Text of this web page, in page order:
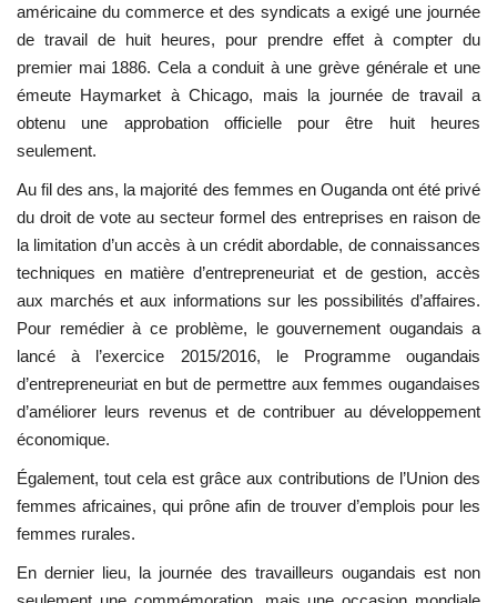
Les pionniers
Le citoyen mondial
Documents
L'exposition
Références
Gallery
Nos Partenaires
opportunités
Language
English Swahili
French Arabic
américaine du commerce et des syndicats a exigé une journée
de travail de huit heures, pour prendre effet à compter du
premier mai 1886. Cela a conduit à une grève générale et une
émeute Haymarket à Chicago, mais la journée de travail a
obtenu une approbation officielle pour être huit heures
seulement.
Au fil des ans, la majorité des femmes en Ouganda ont été privé
du droit de vote au secteur formel des entreprises en raison de
la limitation d’un accès à un crédit abordable, de connaissances
techniques en matière d’entrepreneuriat et de gestion, accès
aux marchés et aux informations sur les possibilités d’affaires.
Pour remédier à ce problème, le gouvernement ougandais a
lancé à l’exercice 2015/2016, le Programme ougandais
d’entrepreneuriat en but de permettre aux femmes ougandaises
d’améliorer leurs revenus et de contribuer au développement
économique.
Également, tout cela est grâce aux contributions de l’Union des
femmes africaines, qui prône afin de trouver d’emplois pour les
femmes rurales.
En dernier lieu, la journée des travailleurs ougandais est non